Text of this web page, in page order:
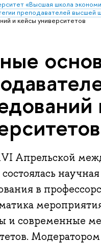
«Высшая школа
преподавателей высшей
и кейсы университетов
Апрельской
состоялась
в
и современные